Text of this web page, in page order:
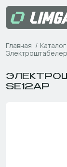
Главная Каталог
Электроштабелер
SE12AP